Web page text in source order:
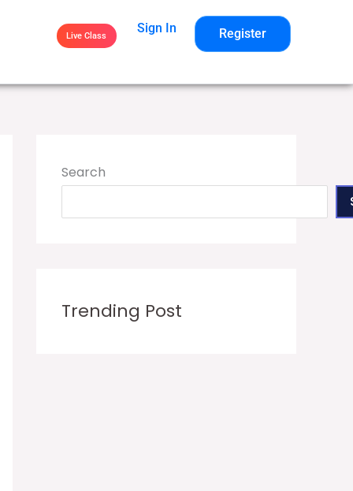
Live Class
Sign In Register
Search
Trending Post